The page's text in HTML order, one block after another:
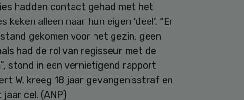
hadden contact gehad met het
alleen naar hun eigen ‘deel’. “Er
gekomen voor het gezin, geen
had de rol van regisseur met de
stond in een vernietigend rapport
W. kreeg 18 jaar gevangenisstraf en
cel. (ANP)